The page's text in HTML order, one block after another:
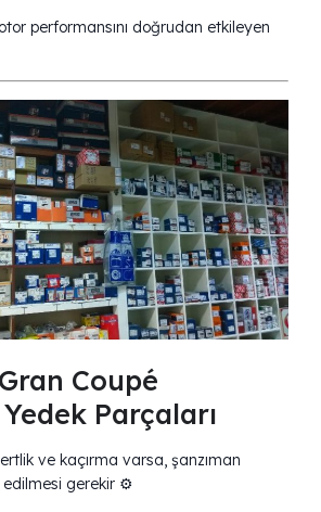
performansını doğrudan etkileyen
Coupé
Parçaları
ve kaçırma varsa, şanzıman
edilmesi gerekir ⚙️